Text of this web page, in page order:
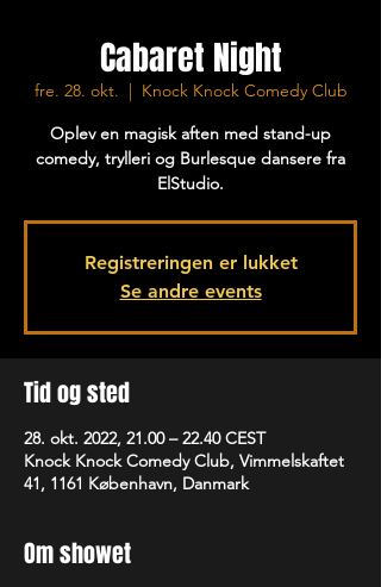
Cabaret Night
fre. 28. okt.
  |
Knock Knock Comedy Club
Oplev en magisk aften med stand-up
comedy, trylleri og Burlesque dansere fra
ElStudio.
Registreringen er lukket
Se andre events
Tid og sted
28. okt. 2022, 21.00 – 22.40 CEST
Knock Knock Comedy Club, Vimmelskaftet
41, 1161 København, Danmark
Om showet